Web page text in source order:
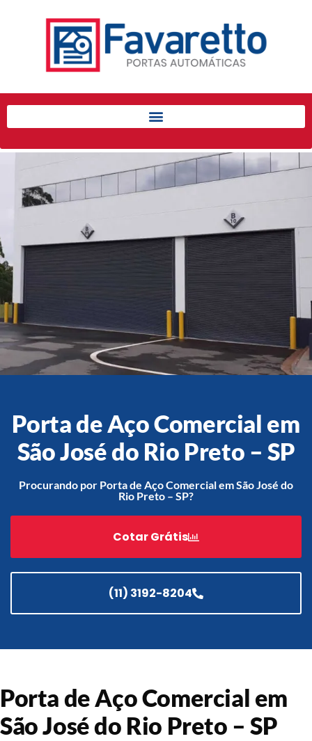
Início
Produtos
Automatizadores
Acessórios Para Portas de
Enrolar
Pintura eletrostática
Portfólio
Contato
Acessórios
Enrolar em Teresópolis – RJ
Portão de Garagem de
Enrolar em São Pedro da
Aldeia – RJ
Meriti – RJ
Portão de Garagem de
Enrolar em São Gonçalo – RJ
Enrolar em Rio das Ostras –
Enrolar em Queimados – RJ
Portão de Garagem de
Enrolar em Petrópolis – RJ
Porta de Aço Comercial em
São José do Rio Preto – SP
Procurando por Porta de Aço Comercial em São José do
Rio Preto – SP?
Cotar Grátis
(11) 3192-8204
Porta de Aço Comercial em
São José do Rio Preto – SP